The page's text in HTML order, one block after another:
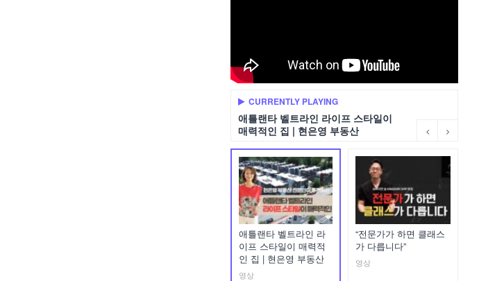
CURRENTLY PLAYING
애틀랜타 벨트라인 라이프 스타일이
매력적인 집 | 현은영 부동산
애틀랜타 벨트라인 라
이프 스타일이 매력적
인 집 | 현은영 부동산
영상
“전문가가 하면 클래스
가 다릅니다”
영상